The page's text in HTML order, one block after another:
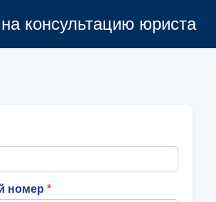
консультацию юриста
номер